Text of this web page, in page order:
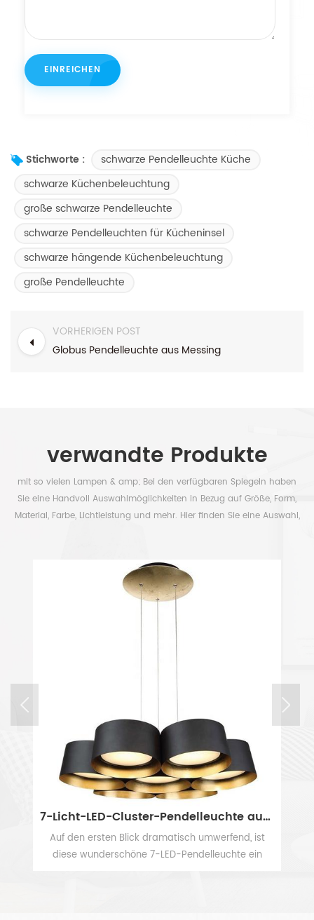
Stichworte :
schwarze Pendelleuchte Küche
schwarze Küchenbeleuchtung
große schwarze Pendelleuchte
schwarze Pendelleuchten für Kücheninsel
schwarze hängende Küchenbeleuchtung
große Pendelleuchte
VORHERIGEN POST
Globus Pendelleuchte aus Messing
verwandte Produkte
mit so vielen Lampen & amp; Bei den verfügbaren Spiegeln haben
Sie eine Handvoll Auswahlmöglichkeiten in Bezug auf Größe, Form,
Material, Farbe, Lichtleistung und mehr. Hier finden Sie eine Auswahl,
7-Licht-LED-Cluster-Pendelleuchte aus schwarzem Metall
ist
Diese atemberaubende lineare Pendelleuchte
Glas im Vintage-Industriestil fügt ein Retro-